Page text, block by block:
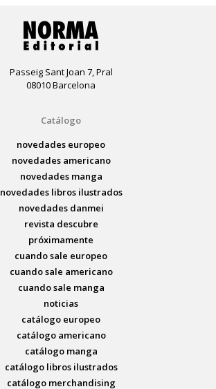
Passeig Sant Joan 7, Pral
08010 Barcelona
Catálogo
novedades europeo
novedades americano
novedades manga
novedades libros ilustrados
novedades danmei
revista descubre
próximamente
cuando sale europeo
cuando sale americano
cuando sale manga
noticias
catálogo europeo
catálogo americano
catálogo manga
catálogo libros ilustrados
catálogo merchandising